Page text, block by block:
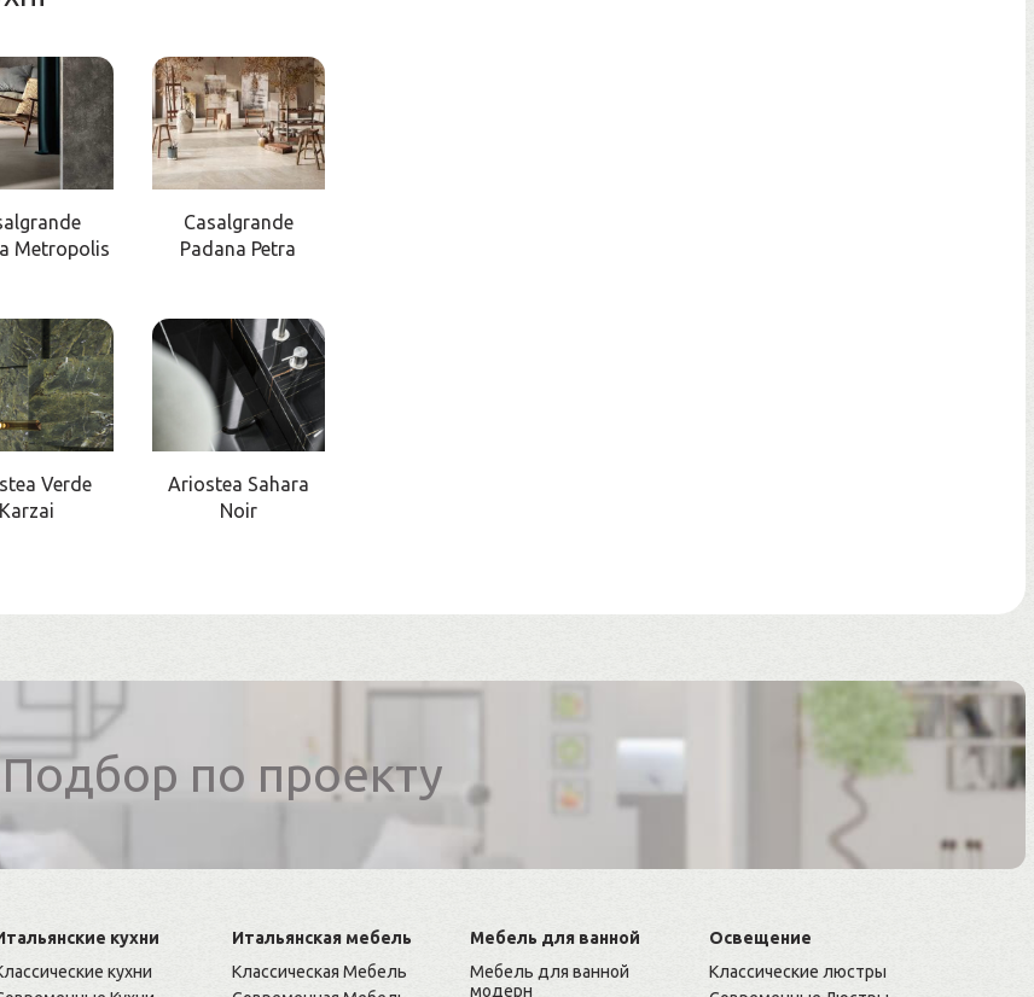
Metropolis
Casalgrande
Padana Petra
Verde
Karzai
Ariostea Sahara
Noir
Подбор по проекту
кухни
кухни
Итальянская мебель
Классическая Мебель
Мебель для ванной
Мебель для ванной
модерн
Освещение
Классические люстры